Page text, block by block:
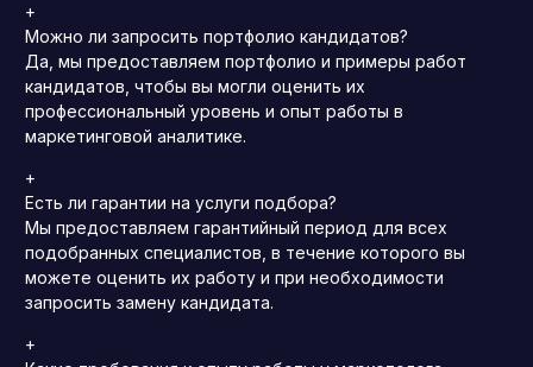
+
Можно ли запросить портфолио кандидатов?
Да, мы предоставляем портфолио и примеры работ
кандидатов, чтобы вы могли оценить их
профессиональный уровень и опыт работы в
маркетинговой аналитике.
+
Есть ли гарантии на услуги подбора?
Мы предоставляем гарантийный период для всех
подобранных специалистов, в течение которого вы
можете оценить их работу и при необходимости
запросить замену кандидата.
+